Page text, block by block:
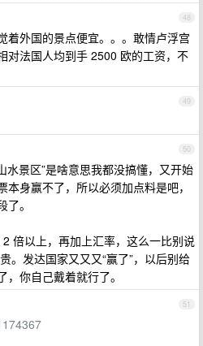
48
着外国的景点便宜。。。敢情卢浮宫
对法国人均到手 2500 欧的工资，不
49
50
水景区”是啥意思我都没搞懂，又开始
本身赢不了，所以必须加点料是吧，
。
倍以上，再加上汇率，这么一比别说
。发达国家又又又“赢了”，以后别给
，你自己戴着就行了。
51